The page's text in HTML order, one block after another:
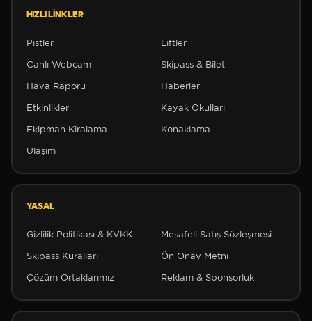
HIZLI LINKLER
Pistler Liftler
Canlı Webcam Skipass & Bilet
Hava Raporu Haberler
Etkinlikler Kayak Okulları
Ekipman Kiralama Konaklama
Ulaşım
YASAL
Gizlilik Politikası & KVKK Mesafeli Satış Sözleşmesi
Skipass Kuralları Ön Onay Metni
Çözüm Ortaklarımız Reklam & Sponsorluk
❆